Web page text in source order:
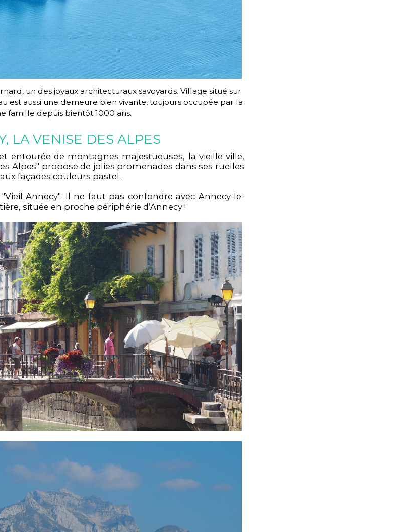
un des joyaux architecturaux savoyards. Village situé sur
est aussi une demeure bien vivante, toujours occupée par la
famille depuis bientôt 1000 ans.
LA VENISE DES ALPES
entourée de montagnes majestueuses, la vieille ville,
Alpes" propose de jolies promenades dans ses ruelles
façades couleurs pastel.
Annecy". Il ne faut pas confondre avec Annecy-le-
située en proche périphérie d’Annecy !